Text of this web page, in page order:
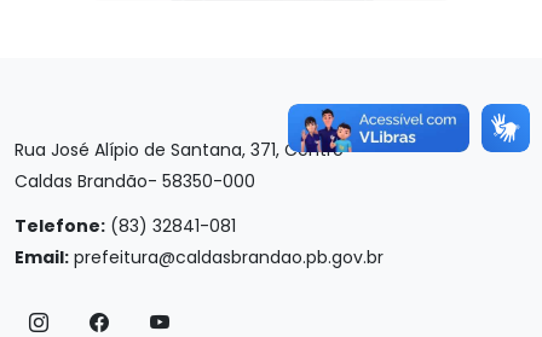
Rua José Alípio de Santana, 371, Centro
Caldas Brandão- 58350-000
Telefone: (83) 32841-081
Email: prefeitura@caldasbrandao.pb.gov.br